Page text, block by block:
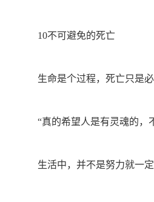
10不可避免的死亡
生命是个过程，死亡只是必
“真的希望人是有灵魂的，
生活中，并不是努力就一定